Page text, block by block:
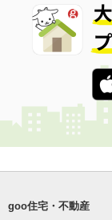
goo住宅・不動産